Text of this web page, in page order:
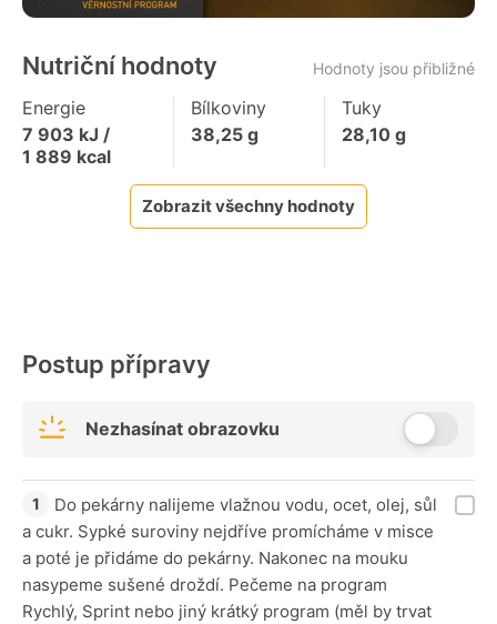
Nutriční hodnoty Hodnoty jsou přibližné
Energie
7 903 kJ /
1 889 kcal
Bílkoviny
38,25g
Tuky
28,10g
Zobrazit všechny hodnoty
Postup přípravy
Nezhasínat obrazovku
Do pekárny nalijeme vlažnou vodu, ocet, olej, sůl
a cukr. Sypké suroviny nejdříve promícháme v misce
a poté je přidáme do pekárny. Nakonec na mouku
nasypeme sušené droždí. Pečeme na program
Rychlý, Sprint nebo jiný krátký program (měl by trvat